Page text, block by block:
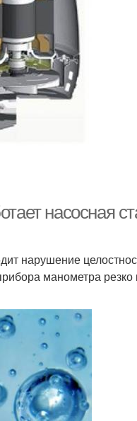
насосная
нарушение
манометра